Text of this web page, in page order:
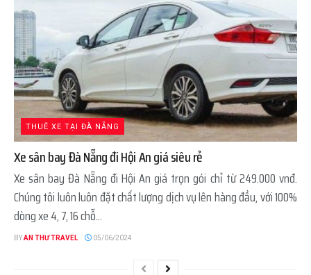
THUÊ XE TẠI ĐÀ NẴNG
Xe sân bay Đà Nẵng đi Hội An giá siêu rẻ
Xe sân bay Đà Nẵng đi Hội An giá trọn gói chỉ từ 249.000 vnđ.
Chúng tôi luôn luôn đặt chất lượng dịch vụ lên hàng đầu, với 100%
dòng xe 4, 7, 16 chỗ...
BYAN THƯ TRAVEL 05/06/2024